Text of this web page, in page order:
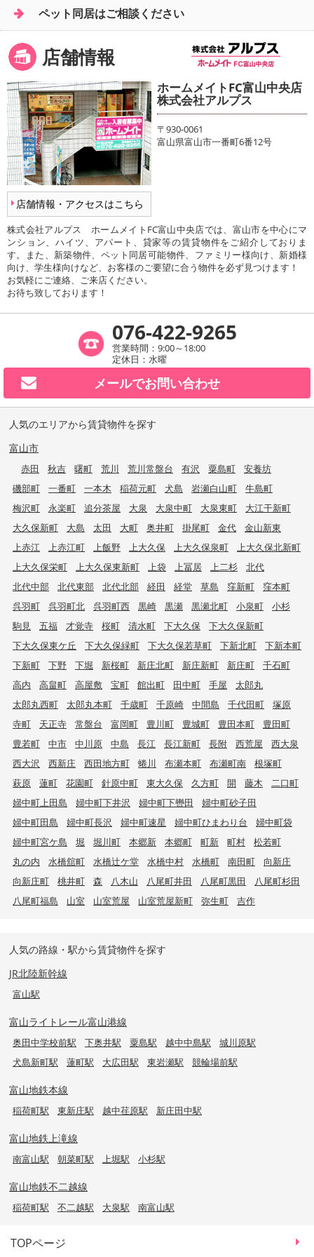
ペット同居はご相談ください
店舗情報
店舗情報・アクセスはこちら
ホームメイトFC富山中央店
株式会社アルプス
〒930-0061
富山県富山市一番町6番12号
株式会社アルプス ホームメイトFC富山中央店では、富山市を中心にマ
ンション、ハイツ、アパート、貸家等の賃貸物件をご紹介しておりま
す。また、新築物件、ペット同居可能物件、ファミリー様向け、新婚様
向け、学生様向けなど、お客様のご要望に合う物件を必ず見つけます！
お気軽にご連絡、ご来店ください。
お待ち致しております！
076-422-9265
営業時間：9:00～18:00
定休日：水曜
メールでお問い合わせ
人気のエリアから賃貸物件を探す
富山市
赤田 秋吉 曙町 荒川 荒川常盤台 有沢 粟島町
安養坊
磯部町
一番町 一本木 稲荷元町 犬島 岩瀬白山町
牛島町
梅沢町
永楽町 追分茶屋 大泉 大泉中町 大泉東町
大江干新町
大久保新町
大島 太田 大町 奥井町 掛尾町 金代
金山新東
上赤江
上赤江町 上飯野 上大久保 上大久保泉町
上大久保北新町
上大久保栄町
上大久保東新町 上袋 上冨居 上二杉
北代
北代中部
北代東部 北代北部 経田 経堂 草島 窪新町
窪本町
呉羽町
呉羽町北 呉羽町西 黒崎 黒瀬 黒瀬北町 小泉町
小杉
駒見
五福 才覚寺 桜町 清水町 下大久保
下大久保新町
下大久保東ケ丘
下大久保緑町 下大久保若草町 下新北町
下新本町
下新町
下野 下堀 新桜町 新庄北町 新庄新町 新庄町
千石町
高内
高畠町 高屋敷 宝町 館出町 田中町 手屋
太郎丸
太郎丸西町
太郎丸本町 千歳町 千原崎 中間島 千代田町
塚原
寺町
天正寺 常盤台 富岡町 豊川町 豊城町 豊田本町
豊田町
豊若町
中市 中川原 中島 長江 長江新町 長附 西荒屋
西大泉
西大沢
西新庄 西田地方町 蜷川 布瀬本町 布瀬町南
根塚町
萩原
蓮町 花園町 針原中町 東大久保 久方町 開 藤木
二口町
婦中町上田島
婦中町下井沢 婦中町下轡田
婦中町砂子田
婦中町田島
婦中町長沢 婦中町速星 婦中町ひまわり台
婦中町袋
婦中町宮ケ島
堀 堀川町 本郷新 本郷町 町新 町村
松若町
丸の内
水橋舘町 水橋辻ケ堂 水橋中村 水橋町 南田町
向新庄
向新庄町
桃井町 森 八木山 八尾町井田 八尾町黒田
八尾町杉田
八尾町福島
山室 山室荒屋 山室荒屋新町 弥生町 吉作
人気の路線・駅から賃貸物件を探す
JR北陸新幹線
富山駅
富山ライトレール富山港線
奥田中学校前駅 下奥井駅 粟島駅 越中中島駅
城川原駅
犬島新町駅
蓮町駅 大広田駅 東岩瀬駅 競輪場前駅
富山地鉄本線
稲荷町駅 東新庄駅 越中荏原駅 新庄田中駅
富山地鉄上滝線
南富山駅 朝菜町駅 上堀駅 小杉駅
富山地鉄不二越線
稲荷町駅 不二越駅 大泉駅 南富山駅
TOPページ